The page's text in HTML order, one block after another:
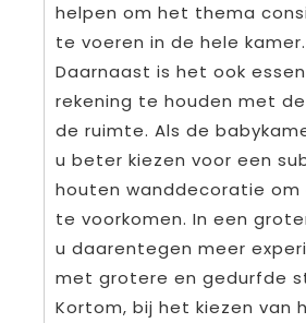
helpen om het thema
te voeren in de hele kamer.
Daarnaast is het ook
rekening te houden met
de ruimte. Als de
u beter kiezen voor een
houten wanddecoratie om
te voorkomen. In een
u daarentegen meer
met grotere en gedurfde
Kortom, bij het kiezen van